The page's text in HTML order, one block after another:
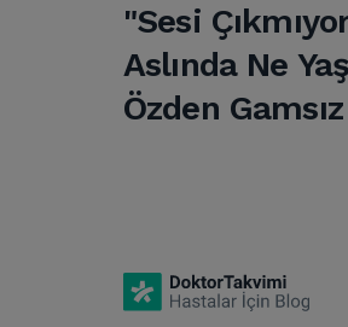
"Sesi
Aslında Ne
Özden Gamsız